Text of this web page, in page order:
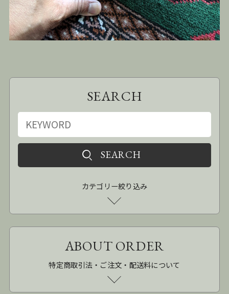
SEARCH
カテゴリー絞り込み
ABOUT ORDER
特定商取引法・ご注文・配送料について